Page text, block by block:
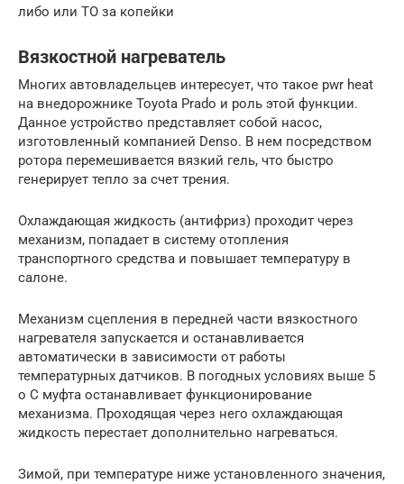
либо или ТО за копейки
Вязкостной нагреватель
Многих автовладельцев интересует, что такое pwr heat
на внедорожнике Toyota Prado и роль этой функции.
Данное устройство представляет собой насос,
изготовленный компанией Denso. В нем посредством
ротора перемешивается вязкий гель, что быстро
генерирует тепло за счет трения.
Охлаждающая жидкость (антифриз) проходит через
механизм, попадает в систему отопления
транспортного средства и повышает температуру в
салоне.
Механизм сцепления в передней части вязкостного
нагревателя запускается и останавливается
автоматически в зависимости от работы
температурных датчиков. В погодных условиях выше 5
о С муфта останавливает функционирование
механизма. Проходящая через него охлаждающая
жидкость перестает дополнительно нагреваться.
Зимой, при температуре ниже установленного значения,